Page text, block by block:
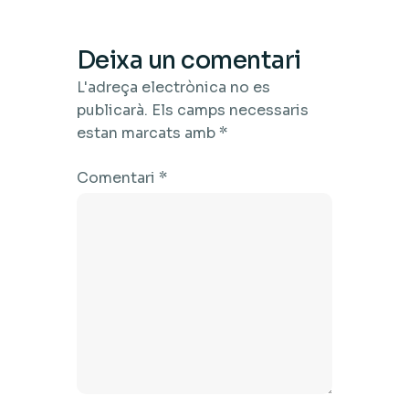
Deixa un comentari
L'adreça electrònica no es
publicarà. Els camps necessaris
estan marcats amb*
Comentari *